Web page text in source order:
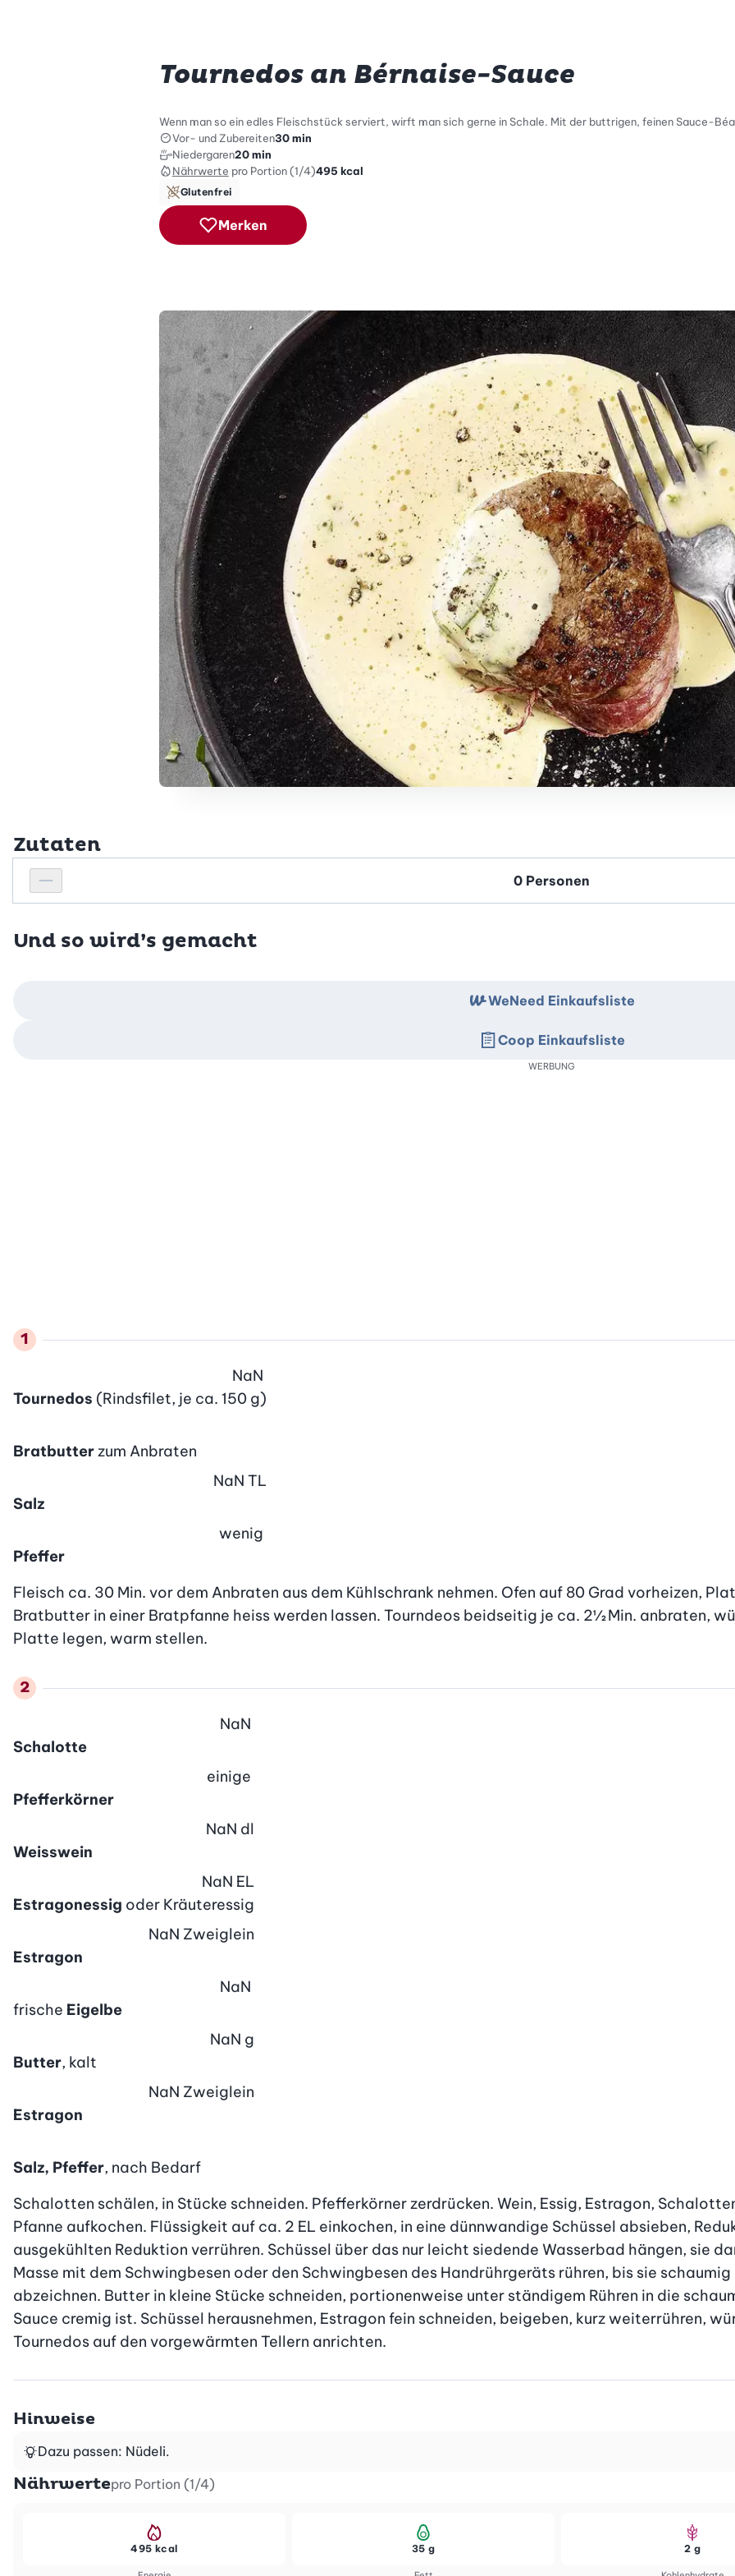
Tournedos an Bérnaise-Sauce
Wenn man so ein edles Fleischstück serviert, wirft man sich gerne in Schale. Mit der buttrigen, feinen Sauce-
Vor- und Zubereiten30 min
Niedergaren20 min
Nährwerte pro Portion (1/4)495 kcal
Glutenfrei
Merken
Zutaten
Personenanzahl verringern
Personenanzahl
Und so wird’s gemacht
Tournedos (Rindsfilet, je ca. 150 g)
NaN
Bratbutterzum Anbraten
Salz
NaN TL
Pfeffer
wenig
Fleisch ca. 30 Min. vor dem Anbraten aus dem Kühlschrank nehmen. Ofen auf 80 Grad vorheizen,
Bratbutter in einer Bratpfanne heiss werden lassen. Tourndeos beidseitig je ca. 2½ Min. anbraten,
Platte legen, warm stellen.
Schalotte
NaN
Pfefferkörner
einige
Weisswein
NaN dl
Estragonessig oder Kräuteressig
NaN EL
Estragon
NaN Zweiglein
frische Eigelbe
NaN
Butter, kalt
NaN g
Estragon
NaN Zweiglein
Salz, Pfeffer, nach Bedarf
Schalotten schälen, in Stücke schneiden. Pfefferkörner zerdrücken. Wein, Essig, Estragon,
Pfanne aufkochen. Flüssigkeit auf ca. 2 EL einkochen, in eine dünnwandige Schüssel absieben,
ausgekühlten Reduktion verrühren. Schüssel über das nur leicht siedende Wasserbad hängen, sie
Masse mit dem Schwingbesen oder den Schwingbesen des Handrührgeräts rühren, bis sie schaumig
abzeichnen. Butter in kleine Stücke schneiden, portionenweise unter ständigem Rühren in die
Sauce cremig ist. Schüssel herausnehmen, Estragon fein schneiden, beigeben, kurz weiterrühren,
Tournedos auf den vorgewärmten Tellern anrichten.
WeNeed Einkaufsliste
Coop Einkaufsliste
WERBUNG
Hinweise
Dazu passen: Nüdeli.
Nährwertepro Portion (1/4)
495 kcal 35 g 2 g